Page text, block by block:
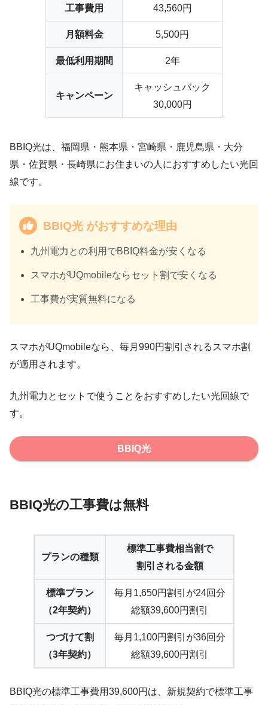
工事費用 43,560円
月額料金 5,500円
最低利用期間 2年
キャンペーン
キャッシュバック
30,000円
BBIQ光は、福岡県・熊本県・宮崎県・鹿児島県・大分
県・佐賀県・長崎県にお住まいの人におすすめしたい光回
線です。
BBIQ光 がおすすめな理由
九州電力との利用でBBIQ料金が安くなる
スマホがUQmobileならセット割で安くなる
工事費が実質無料になる
スマホがUQmobileなら、毎月990円割引されるスマホ割
が適用されます。
九州電力とセットで使う ことをおすすめしたい光回線で
す。
BBIQ光
BBIQ光の工事費は無料
プランの種類
標準工事費相当割で
割引される金額
標準プラン
（2年契約）
毎月1,650円割引が24回分
総額39,600円割引
つづけて割
（3年契約）
毎月1,100円割引が36回分
総額39,600円割引
BBIQ光の標準工事費用39,600円は、 新規契約で標準工事